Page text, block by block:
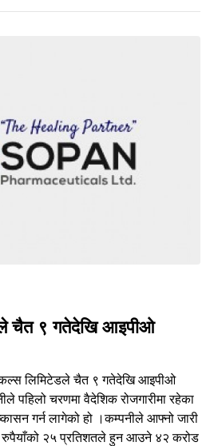
चैत ९ गतेदेखि आइपीओ
लिमिटेडले चैत ९ गतेदेखि आइपीओ
पहिलो चरणमा वैदेशिक रोजगारीमा रहेका
गर्न लागेको हो ।कम्पनीले आफ्नो जारी
२५ प्रतिशतले हुन आउने ४२ करोड